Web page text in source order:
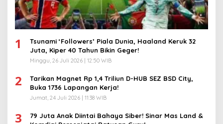
1
Tsunami ‘Followers’ Piala Dunia, Haaland Keruk 32
Juta, Kiper 40 Tahun Bikin Geger!
Minggu, 26 Juli 2026 | 12:50 WIB
2
Tarikan Magnet Rp 1,4 Triliun D-HUB SEZ BSD City,
Buka 1736 Lapangan Kerja!
Jumat, 24 Juli 2026 | 11:38 WIB
3
79 Juta Anak Diintai Bahaya Siber! Sinar Mas Land &